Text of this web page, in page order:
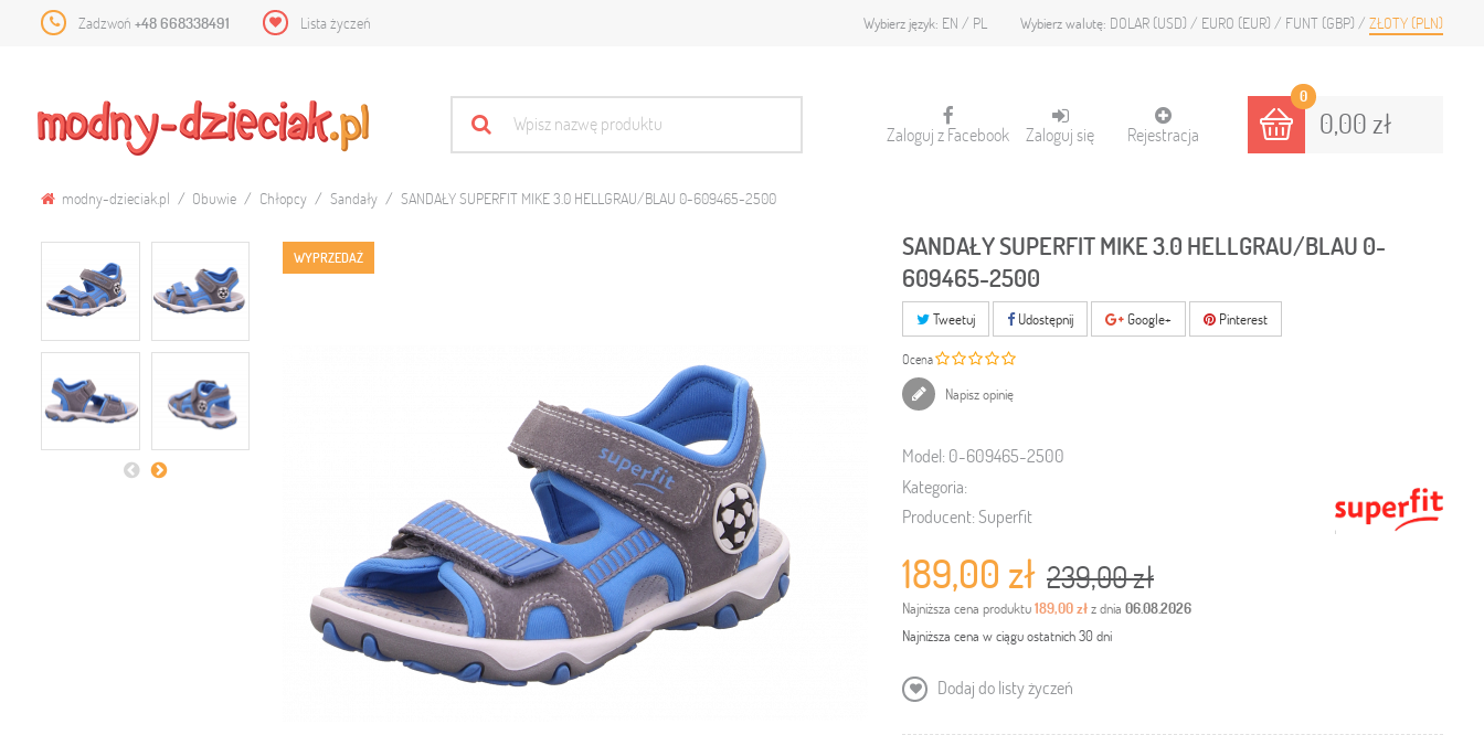
Zadzwoń +48 668338491 Lista życzeń Wybierz walutę: DOLAR (USD) EURO (EUR) FUNT (GBP) ZŁOTY (PLN)
Wybierz język: EN PL
0
0,00 zł
Zaloguj się Rejestracja
Zaloguj z Facebook
modny-dzieciak.pl Obuwie Chłopcy Sandały SANDAŁY SUPERFIT MIKE 3.0 HELLGRAU/BLAU 0-609465-2500
WYPRZEDAŻ
SANDAŁY SUPERFIT MIKE 3.0 HELLGRAU/BLAU 0-
609465-2500
Tweetuj Udostępnij Google+ Pinterest
Ocena
Napisz opinię
Model: 0-609465-2500
Kategoria:
Producent:Superfit
189,00 zł 239,00 zł
Najniższa cena produktu189,00 złz dnia 06.08.2026
Najniższa cena w ciągu ostatnich 30 dni
Dodaj do listy życzeń